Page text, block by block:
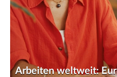
Arbeiten weltweit: